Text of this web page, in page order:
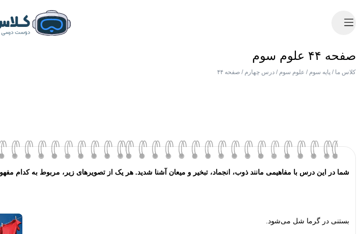
صفحه ۴۴ علوم سوم
کلاس ما / پایه سوم / علوم سوم / درس چهارم / صفحه ۴۴
شما در این درس با مفاهیمی مانند ذوب، انجماد، تبخیر و میعان آشنا شدید. هر یک از تصویرهای زیر، مربوط به کدام
بستنی در گرما شل می‌شود.